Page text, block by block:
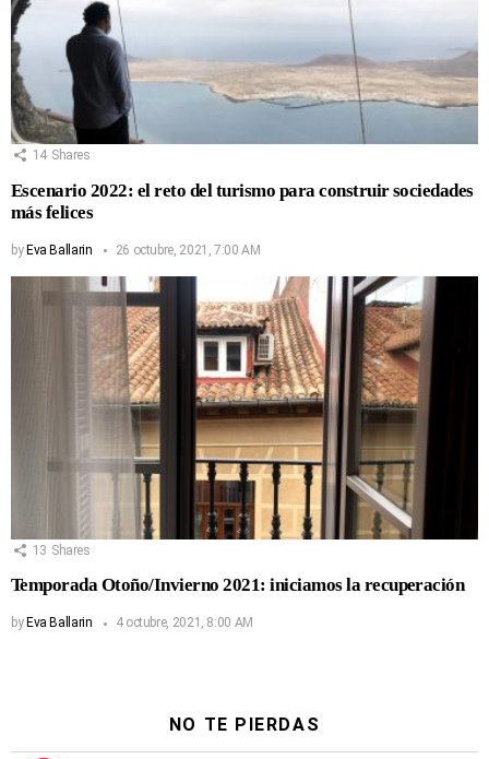
14 Shares
Escenario 2022: el reto del turismo para construir sociedades
más felices
byEva Ballarin 26 octubre, 2021, 7:00 AM
13 Shares
Temporada Otoño/Invierno 2021: iniciamos la recuperación
by Eva Ballarin 4 octubre, 2021, 8:00 AM
NO TE PIERDAS